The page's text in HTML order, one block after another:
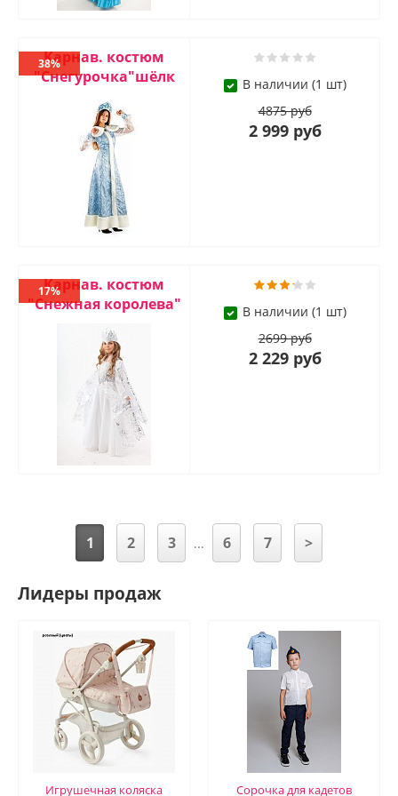
Карнав. костюм
"Снегурочка"шёлк
38%
В наличии (1 шт)
4875 руб
2 999 руб
Карнав. костюм
"Снежная королева"
17%
В наличии (1 шт)
2699 руб
2 229 руб
1 2 3 ... 6 7 >
Лидеры продаж
Игрушечная коляска Сорочка для кадетов